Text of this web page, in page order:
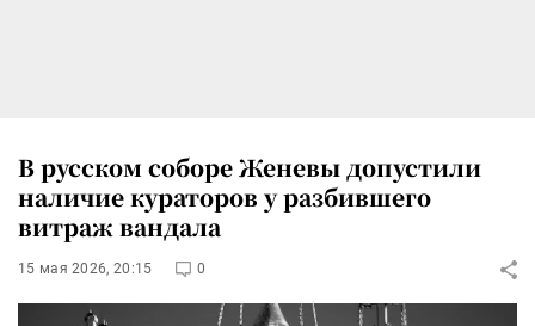
В русском соборе Женевы допустили
наличие кураторов у разбившего
витраж вандала
15 мая 2026, 20:15 0